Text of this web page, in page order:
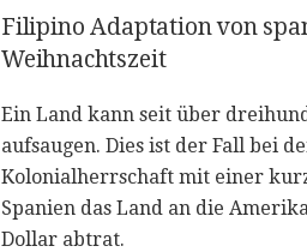
Filipino Adaptation von
Weihnachtszeit
Ein Land kann seit über
aufsaugen. Dies ist der Fall bei
Kolonialherrschaft mit einer
Spanien das Land an die
Dollar abtrat.